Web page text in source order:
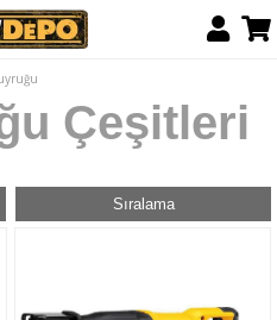
Çeşitleri
Sıralama